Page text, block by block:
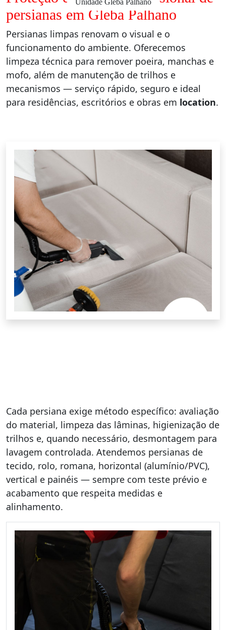
Unidade Gleba Palhano
persianas em Gleba Palhano
Persianas limpas renovam o visual e o
funcionamento do ambiente. Oferecemos
limpeza técnica para remover poeira, manchas e
mofo, além de manutenção de trilhos e
mecanismos — serviço rápido, seguro e ideal
para residências, escritórios e obras em location.
Cada persiana exige método específico: avaliação
do material, limpeza das lâminas, higienização de
trilhos e, quando necessário, desmontagem para
lavagem controlada. Atendemos persianas de
tecido, rolo, romana, horizontal (alumínio/PVC),
vertical e painéis — sempre com teste prévio e
acabamento que respeita medidas e
alinhamento.